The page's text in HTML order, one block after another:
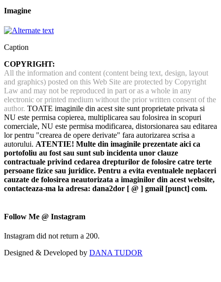
Imagine
Caption
COPYRIGHT:
All the information and content (content being text, design, layout
and graphics) posted on this Web Site are protected by Copyright
Law and may not be reproduced in part or as a whole in any
electronic or printed medium without the prior written consent of the
author. TOATE imaginile din acest site sunt proprietate privata si
NU este permisa copierea, multiplicarea sau folosirea in scopuri
comerciale, NU este permisa modificarea, distorsionarea sau editarea
lor pentru "crearea de opere derivate" fara autorizarea scrisa a
autorului. ATENTIE! Multe din imaginile prezentate aici ca
portofoliu au fost sau sunt sub incidenta unor clauze
contractuale privind cedarea drepturilor de folosire catre terte
persoane fizice sau juridice. Pentru a evita eventualele neplaceri
cauzate de folosirea neautorizata a imaginilor din acest website,
contacteaza-ma la adresa: dana2dor [ @ ] gmail [punct] com.
Follow Me @ Instagram
Instagram did not return a 200.
Designed & Developed by DANA TUDOR